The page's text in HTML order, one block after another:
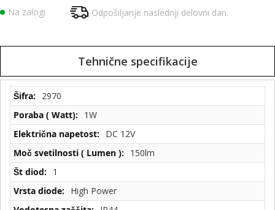
Na zalogi Odpošiljanje naslednji delovni dan.
Tehnične specifikacije
Tehnične
specifikacije
2970
1W
DC 12V
150lm
1
High Power